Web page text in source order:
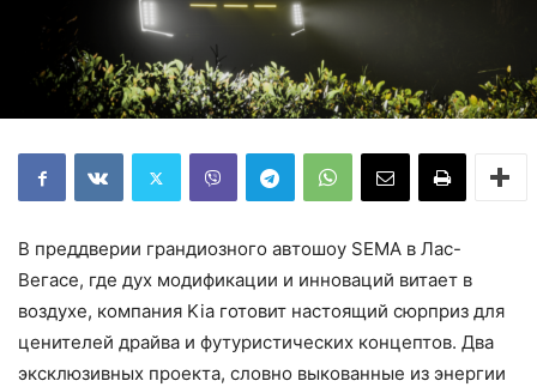
В преддверии грандиозного автошоу SEMA в Лас-
Вегасе, где дух модификации и инноваций витает в
воздухе, компания Kia готовит настоящий сюрприз для
ценителей драйва и футуристических концептов. Два
эксклюзивных проекта, словно выкованные из энергии